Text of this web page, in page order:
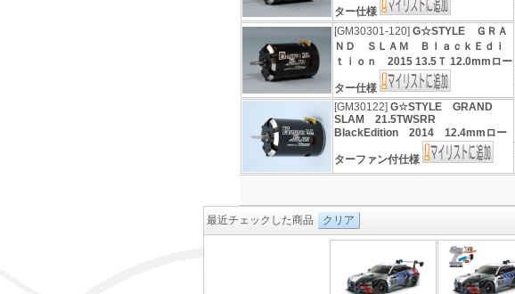
ター仕様
[GM30301-120] G☆STYLE ＧＲＡ
ＮＤ ＳＬＡＭ ＢｌａｃｋＥｄｉ
ｔｉｏｎ 2015 13.5Ｔ 12.0mmロー
ター仕様
[GM30122] G☆STYLE GRAND
SLAM 21.5TWSRR
BlackEdition 2014 12.4mmロー
ターファン付仕様
最近チェックした商品 クリア